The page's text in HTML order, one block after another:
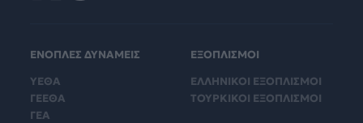
ΕΝΟΠΛΕΣ ΔΥΝΑΜΕΙΣ
ΥΕΘΑ
ΓΕΕΘΑ
ΓΕΑ
ΕΞΟΠΛΙΣΜΟΙ
ΕΛΛΗΝΙΚΟΙ ΕΞΟΠΛΙΣΜΟΙ
ΤΟΥΡΚΙΚΟΙ ΕΞΟΠΛΙΣΜΟΙ